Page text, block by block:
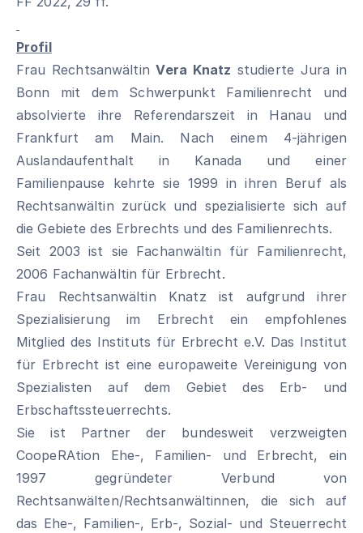
Profil
Frau RechtsanwältinVera Knatz studierte Jura in
Bonn mit dem Schwerpunkt Familienrecht und
absolvierte ihre Referendarszeit in Hanau und
Frankfurt am Main. Nach einem 4-jährigen
Auslandaufenthalt in Kanada und einer
Familienpause kehrte sie 1999 in ihren Beruf als
Rechtsanwältin zurück und spezialisierte sich auf
die Gebiete des Erbrechts und des Familienrechts.
Seit 2003 ist sie Fachanwältin für Familienrecht,
2006 Fachanwältin für Erbrecht.
Frau Rechtsanwältin Knatz ist aufgrund ihrer
Spezialisierung im Erbrecht ein empfohlenes
Mitglied des Instituts für Erbrecht e.V. Das Institut
für Erbrecht ist eine europaweite Vereinigung von
Spezialisten auf dem Gebiet des Erb- und
Erbschaftssteuerrechts.
Sie ist Partner der bundesweit verzweigten
CoopeRAtion Ehe-, Familien- und Erbrecht, ein
1997 gegründeter Verbund von
Rechtsanwälten/Rechtsanwältinnen, die sich auf
das Ehe-, Familien-, Erb-, Sozial- und Steuerrecht